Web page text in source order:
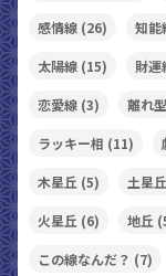
感情線 (26) 知能
太陽線 (15) 財運
恋愛線 (3) 離れ型
ラッキー相 (11)
木星丘 (5) 土星丘
火星丘 (6) 地丘
この線なんだ？ (7)